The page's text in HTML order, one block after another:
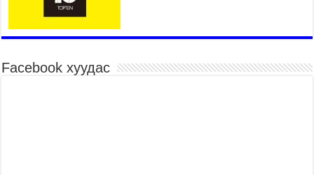
Үндэсний их баяр наадмын хүчит бөхийн
барилдаан эхэллээ
2026 оны 7 сар 15 / 10 цаг 46 минут
Үндэсний хувцасны өдрийг тохиолдуулан
“Дээлтэй монгол наадам” боллоо
Facebook хуудас